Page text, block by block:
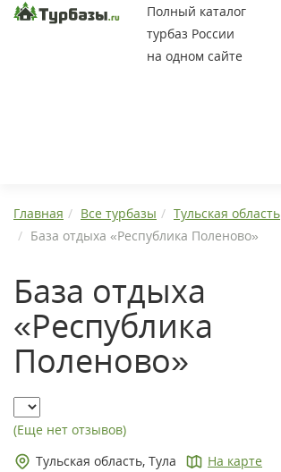
Полный каталог
турбаз России
на одном сайте
Главная Все турбазы Тульская область
База отдыха «Республика Поленово»
База отдыха
«Республика
Поленово»
(Еще нет отзывов)
Тульская область, Тула
На карте